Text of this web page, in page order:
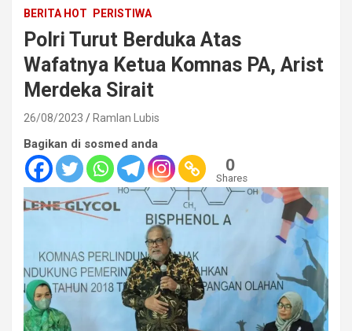
BERITA HOT PERISTIWA
Polri Turut Berduka Atas
Wafatnya Ketua Komnas PA, Arist
Merdeka Sirait
26/08/2023 Ramlan Lubis
Bagikan di sosmed anda
0
Shares